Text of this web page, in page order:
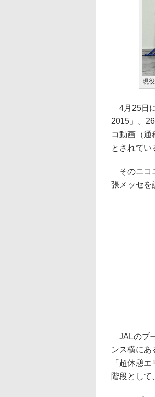
現
4月25日
2015」。
コ動画（
とされてい
そのニコ
張メッセを
JALのブ
ンス横にあ
「超休憩
階段として